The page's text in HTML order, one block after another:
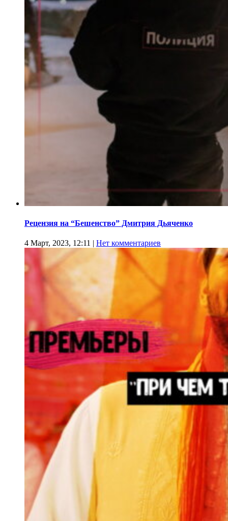
Рецензия на “Бешенство” Дмитрия Дьяченко
4 Март, 2023, 12:11 | Нет комментариев